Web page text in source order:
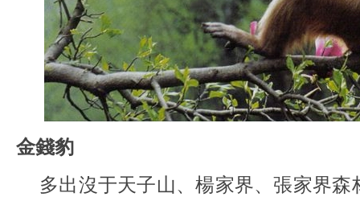
金錢豹
多出沒于天子山、楊家界、張家界森